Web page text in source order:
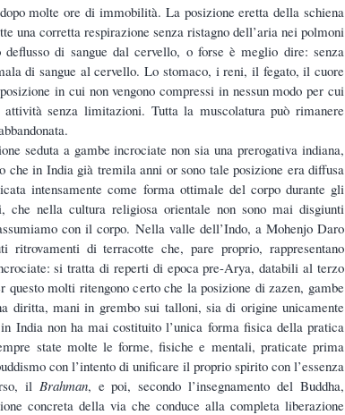
molte ore di immobilità. La posizione eretta della schiena
una corretta respirazione senza ristagno dell’aria nei polmoni
deflusso di sangue dal cervello, o forse è meglio dire: senza
di sangue al cervello. Lo stomaco, i reni, il fegato, il cuore
in cui non vengono compressi in nessun modo per cui
senza limitazioni. Tutta la muscolatura può rimanere
seduta a gambe incrociate non sia una prerogativa indiana,
che in India già tremila anni or sono tale posizione era diffusa
intensamente come forma ottimale del corpo durante gli
che nella cultura religiosa orientale non sono mai disgiunti
con il corpo. Nella valle dell’Indo, a Mohenjo Daro
ritrovamenti di terracotte che, pare proprio, rappresentano
si tratta di reperti di epoca pre-Arya, databili al terzo
questo molti ritengono certo che la posizione di zazen, gambe
diritta, mani in grembo sui talloni, sia di origine unicamente
India non ha mai costituito l’unica forma fisica della pratica
state molte le forme, fisiche e mentali, praticate prima
con l’intento di unificare il proprio spirito con l’essenza
il Brahman, e poi, secondo l’insegnamento del Buddha,
concreta della via che conduce alla completa liberazione